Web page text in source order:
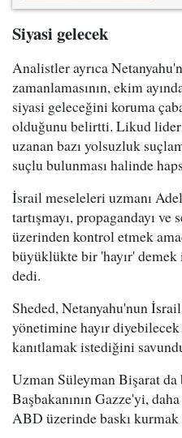
Siyasi gelecek
Analistler ayrıca
zamanlamasının, ekim
siyasi geleceğini koruma
olduğunu belirtti. Likud
uzanan bazı yolsuzluk
suçlu bulunması halinde
İsrail meseleleri uzmanı
tartışmayı, propagandayı ve
üzerinden kontrol etmek
büyüklükte bir 'hayır'
dedi.
Sheded, Netanyahu'nun
yönetimine hayır
kanıtlamak istediğini
Uzman Süleyman Bişarat
Başbakanının Gazze'yi,
ABD üzerinde baskı kurmak